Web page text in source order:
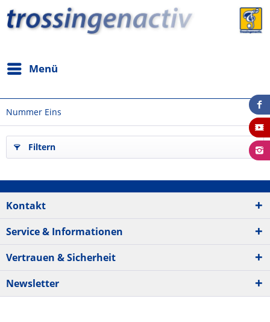
Menü
Nummer Eins
Filtern
Kontakt
Service & Informationen
Vertrauen & Sicherheit
Newsletter